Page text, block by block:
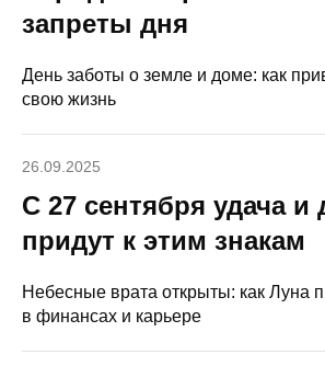
запреты дня
День заботы о земле и доме: как
свою жизнь
26.09.2025
С 27 сентября удача и
придут к этим знакам
Небесные врата открыты: как Луна
в финансах и карьере